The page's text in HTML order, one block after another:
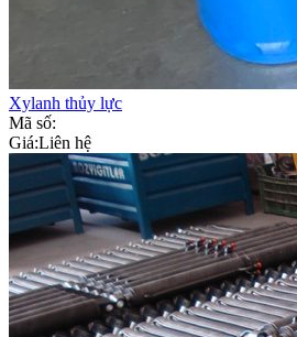
Xylanh thủy lực
Mã số:
Giá:Liên hệ